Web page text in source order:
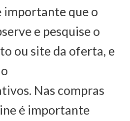
que o
e pesquise o
ou site da oferta, e
Nas compras
é importante